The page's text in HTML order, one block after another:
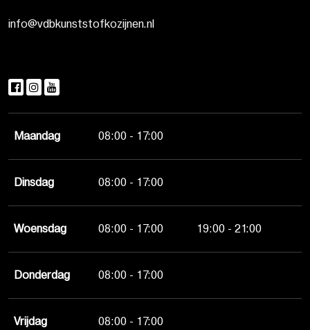
info@vdbkunststofkozijnen.nl
Maandag 08:00 - 17:00
Dinsdag 08:00 - 17:00
Woensdag 08:00 - 17:00 19:00 - 21:00
Donderdag 08:00 - 17:00
Vrijdag 08:00 - 17:00